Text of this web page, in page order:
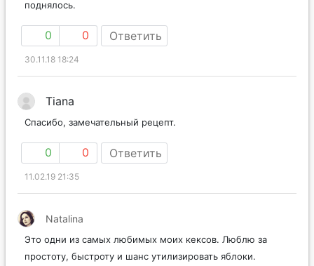
поднялось.
0 0 Ответить
30.11.18 18:24
Tiana
Спасибо, замечательный рецепт.
0 0 Ответить
11.02.19 21:35
Natalina
Это одни из самых любимых моих кексов. Люблю за
простоту, быстроту и шанс утилизировать яблоки.